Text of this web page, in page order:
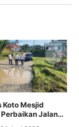
Kasus Hukum
Tarai Bangun, PMD